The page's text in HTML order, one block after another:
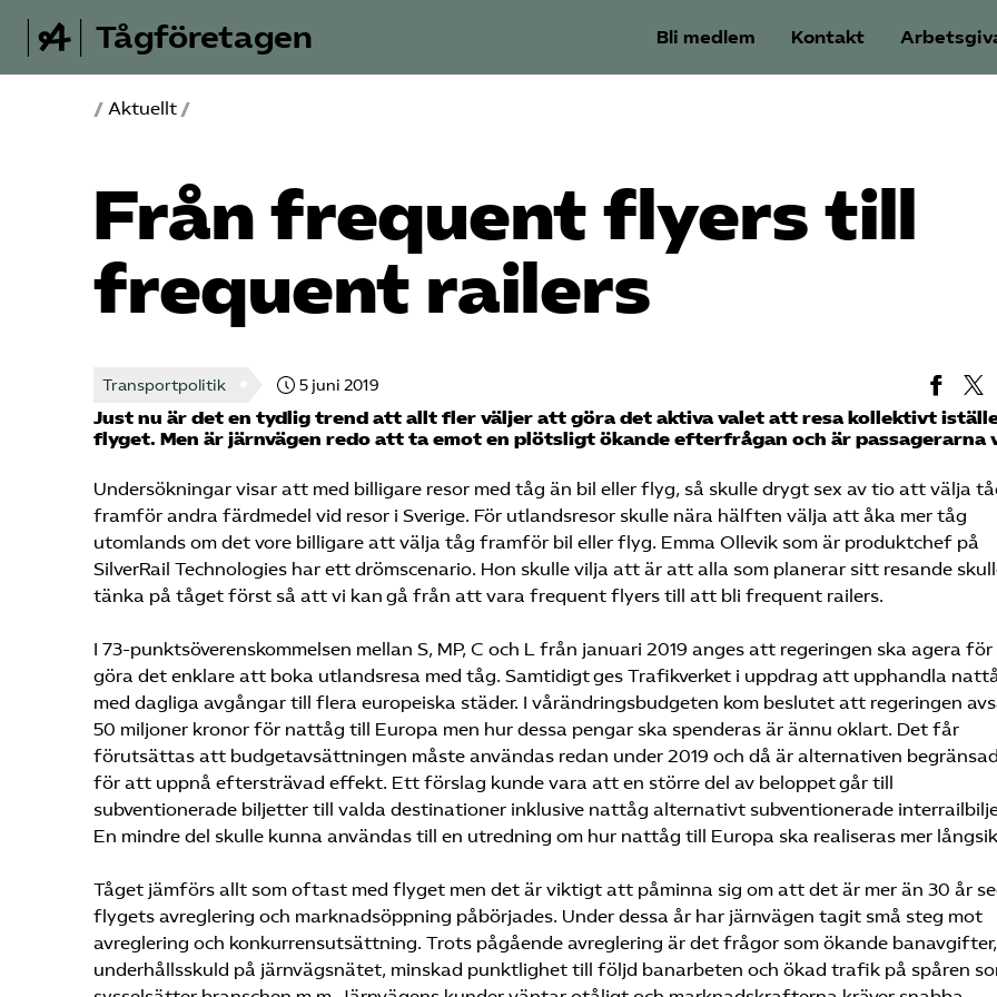
Tågföretagen Bli medlem Kontakt
/ Aktuellt /
Från frequent flyers till
frequent railers
Transportpolitik 5 juni 2019
Just nu är det en tydlig trend att allt fler väljer att göra det aktiva valet att resa kollektivt
flyget. Men är järnvägen redo att ta emot en plötsligt ökande efterfrågan och är passagerarna
Undersökningar visar att med billigare resor med tåg än bil eller flyg, så skulle drygt sex av tio att välja
framför andra färdmedel vid resor i Sverige. För utlandsresor skulle nära hälften välja att åka mer tåg
utomlands om det vore billigare att välja tåg framför bil eller flyg. Emma Ollevik som är produktchef på
SilverRail Technologies har ett drömscenario. Hon skulle vilja att är att alla som planerar sitt resande
tänka på tåget först så att vi kan gå från att vara frequent flyers till att bli frequent railers.
I 73-punktsöverenskommelsen mellan S, MP, C och L från januari 2019 anges att regeringen ska agera
göra det enklare att boka utlandsresa med tåg. Samtidigt ges Trafikverket i uppdrag att upphandla
med dagliga avgångar till flera europeiska städer. I vårändringsbudgeten kom beslutet att regeringen
50 miljoner kronor för nattåg till Europa men hur dessa pengar ska spenderas är ännu oklart. Det får
förutsättas att budgetavsättningen måste användas redan under 2019 och då är alternativen
för att uppnå eftersträvad effekt. Ett förslag kunde vara att en större del av beloppet går till
subventionerade biljetter till valda destinationer inklusive nattåg alternativt subventionerade
En mindre del skulle kunna användas till en utredning om hur nattåg till Europa ska realiseras mer
Tåget jämförs allt som oftast med flyget men det är viktigt att påminna sig om att det är mer än 30 år
flygets avreglering och marknadsöppning påbörjades. Under dessa år har järnvägen tagit små steg mot
avreglering och konkurrensutsättning. Trots pågående avreglering är det frågor som ökande banavgifter,
underhållsskuld på järnvägsnätet, minskad punktlighet till följd banarbeten och ökad trafik på spåren